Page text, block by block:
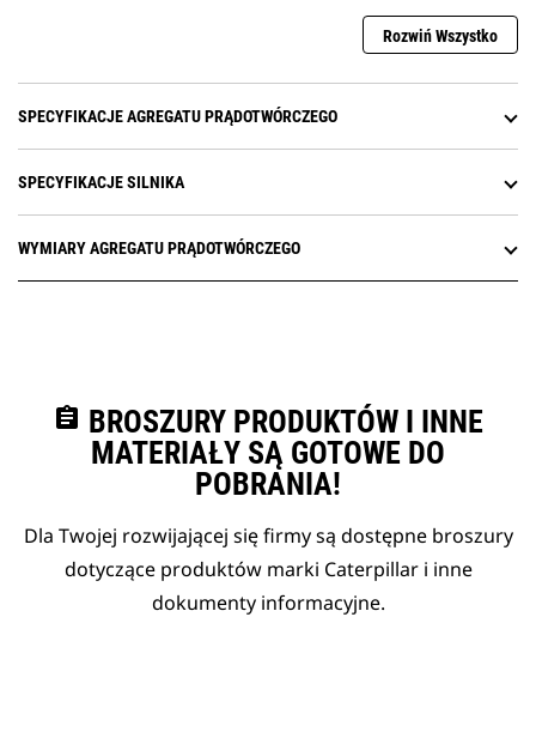
Rozwiń Wszystko
SPECYFIKACJE AGREGATU PRĄDOTWÓRCZEGO
SPECYFIKACJE SILNIKA
WYMIARY AGREGATU PRĄDOTWÓRCZEGO
assignment BROSZURY PRODUKTÓW I INNE
MATERIAŁY SĄ GOTOWE DO
POBRANIA!
Dla Twojej rozwijającej się firmy są dostępne broszury
dotyczące produktów marki Caterpillar i inne
dokumenty informacyjne.